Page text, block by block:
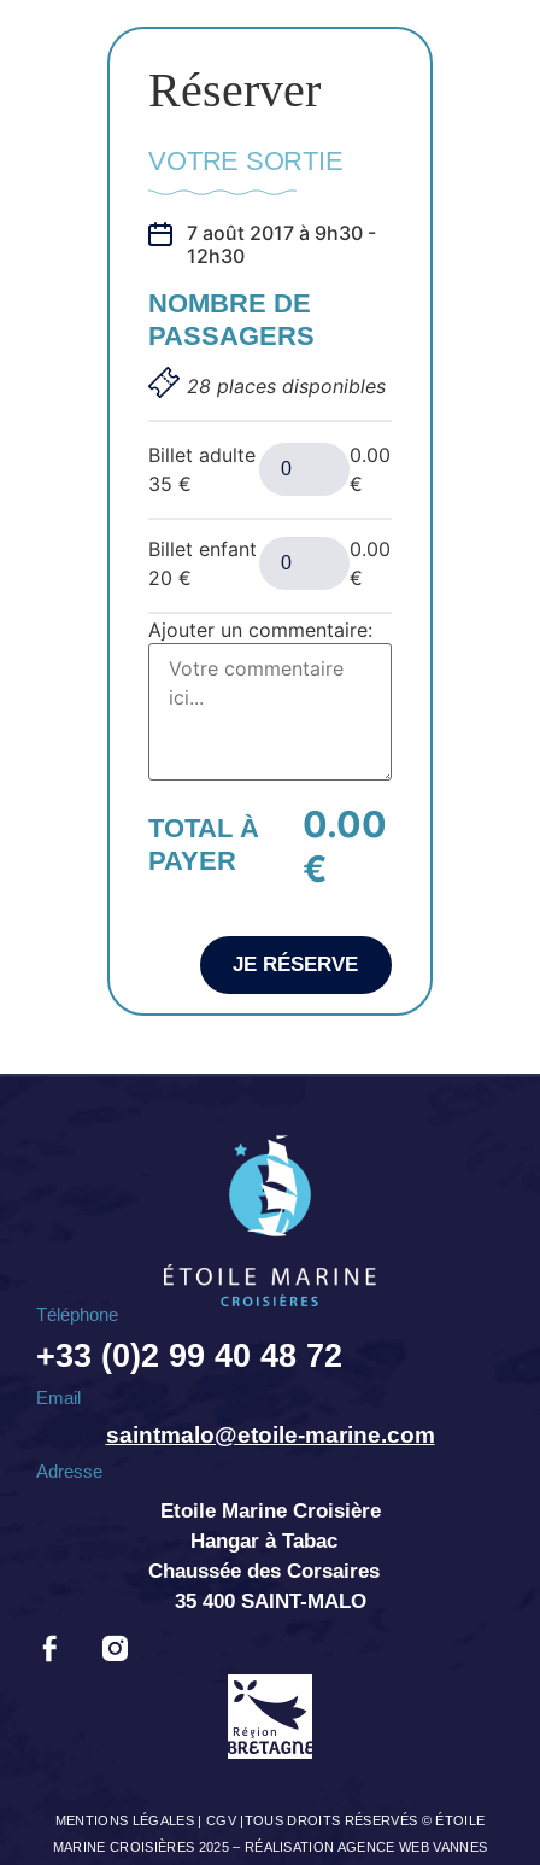
Réserver
VOTRE SORTIE
7 août 2017 à 9h30 -
12h30
NOMBRE DE
PASSAGERS
28 places disponibles
Billet adulte
35€
0.00
€
Billet enfant
20€
0.00
€
Ajouter un commentaire:
TOTAL À
PAYER
0.00
€
JE RÉSERVE
Téléphone
+33 (0)2 99 40 48 72
Email
saintmalo@etoile-marine.com
Adresse
Etoile Marine Croisière
Hangar à Tabac
Chaussée des Corsaires
35 400 SAINT-MALO
MENTIONS LÉGALES |CGV |TOUS DROITS RÉSERVÉS © ÉTOILE
MARINE CROISIÈRES 2025 – RÉALISATION AGENCE WEB VANNES